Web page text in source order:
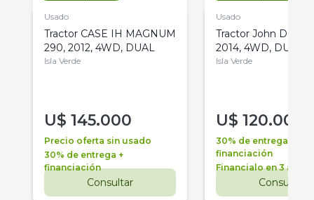
Usado
Tractor CASE IH MAGNUM
290, 2012, 4WD, DUAL
Isla Verde
U$ 145.000
Precio oferta sin usado
30% de entrega +
financiación
Consultar
Usado
Tractor John Deere
2014, 4WD, DUAL
Isla Verde
U$ 120.000
30% de entrega +
financiación
Financialo en 3 años
Consultar